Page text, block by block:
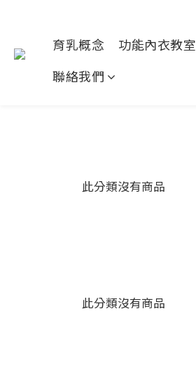
育乳概念 功能內衣教室
聯絡我們
此分類沒有商品
此分類沒有商品